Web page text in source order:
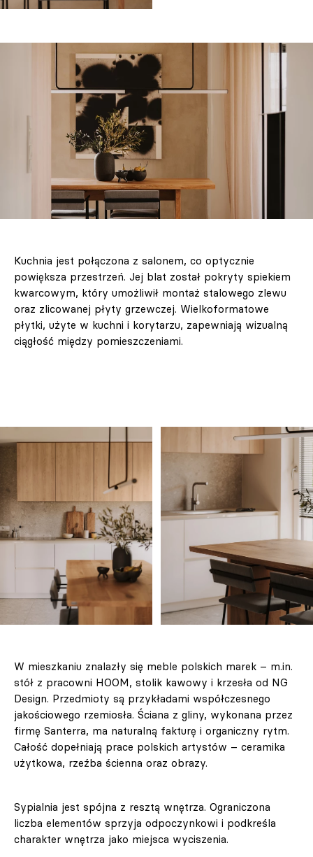
Kuchnia jest połączona z salonem, co optycznie
powiększa przestrzeń. Jej blat został pokryty spiekiem
kwarcowym, który umożliwił montaż stalowego zlewu
oraz zlicowanej płyty grzewczej. Wielkoformatowe
płytki, użyte w kuchni i korytarzu, zapewniają wizualną
ciągłość między pomieszczeniami.
W mieszkaniu znalazły się meble polskich marek – m.in.
stół z pracowni HOOM, stolik kawowy i krzesła od NG
Design. Przedmioty są przykładami współczesnego
jakościowego rzemiosła. Ściana z gliny, wykonana przez
firmę Santerra, ma naturalną fakturę i organiczny rytm.
Całość dopełniają prace polskich artystów – ceramika
użytkowa, rzeźba ścienna oraz obrazy.
Sypialnia jest spójna z resztą wnętrza. Ograniczona
liczba elementów sprzyja odpoczynkowi i podkreśla
charakter wnętrza jako miejsca wyciszenia.